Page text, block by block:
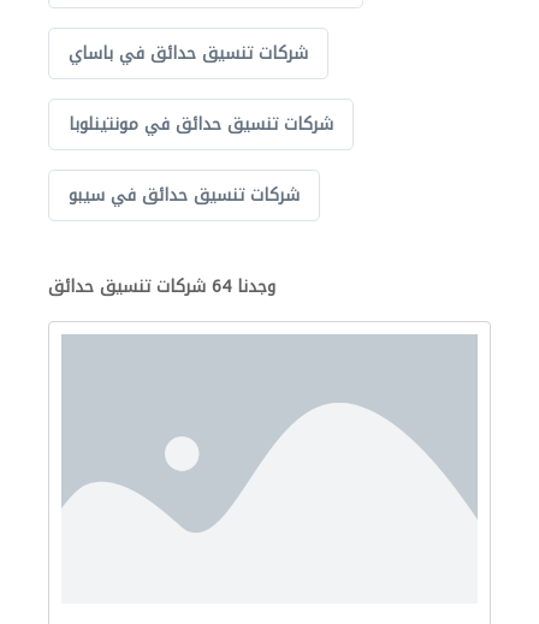
شركات تنسيق حدائق في باساي
شركات تنسيق حدائق في مونتينلوبا
شركات تنسيق حدائق في سيبو
وجدنا 64 شركات تنسيق حدائق